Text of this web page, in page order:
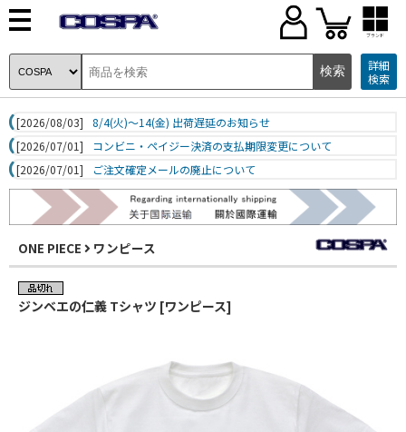
ブランド
詳細
検索
[2026/08/03]
8/4(火)～14(金) 出荷遅延のお知らせ
[2026/07/01]
コンビニ・ペイジー決済の支払期限変更について
[2026/07/01]
ご注文確定メールの廃止について
ONE PIECE ワンピース
ジンベエの仁義 Tシャツ [ワンピース]